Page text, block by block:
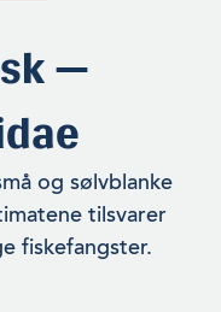
—
og sølvblanke
tilsvarer
fiskefangster.